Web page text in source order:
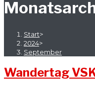
Start>
2024>
September
Wandertag